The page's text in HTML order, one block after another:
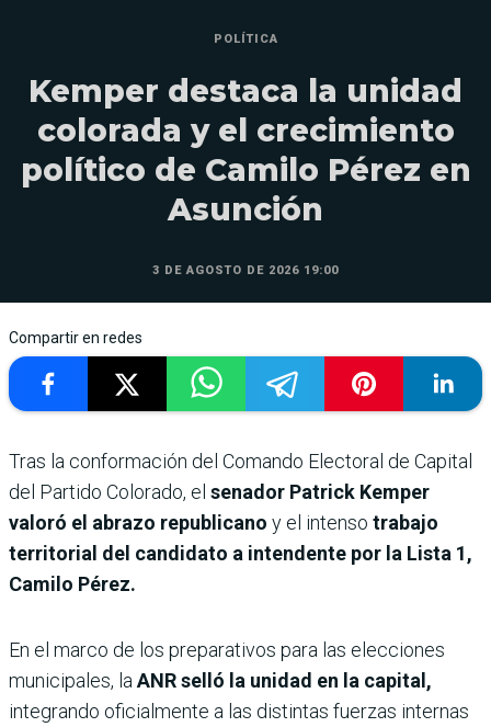
POLÍTICA
Kemper destaca la unidad
colorada y el crecimiento
político de Camilo Pérez en
Asunción
3 DE AGOSTO DE 2026 19:00
Compartir en redes
Tras la conformación del Comando Electoral de Capital
del Partido Colorado, el senador Patrick Kemper
valoró el abrazo republicano y el intenso trabajo
territorial del candidato a intendente por la Lista 1,
Camilo Pérez.
En el marco de los preparativos para las elecciones
municipales, la ANR selló la unidad en la capital,
integrando oficialmente a las distintas fuerzas internas